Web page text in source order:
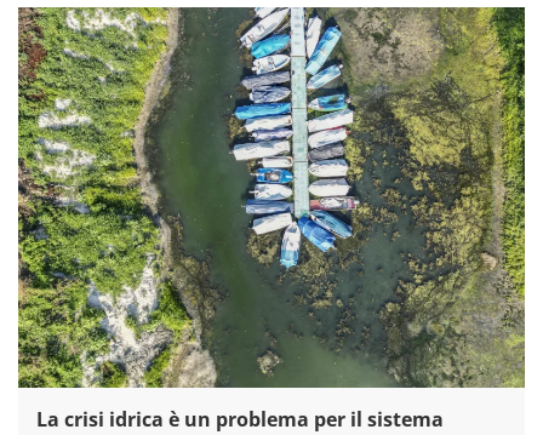
La crisi idrica è un problema per il sistema